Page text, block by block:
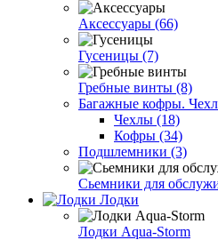
Аксессуары (66)
Гусеницы (7)
Гребные винты (8)
Багажные кофры.
Чехлы (18)
Кофры (34)
Подшлемники (3)
Сьемники для
Лодки
Лодки Aqua-Storm